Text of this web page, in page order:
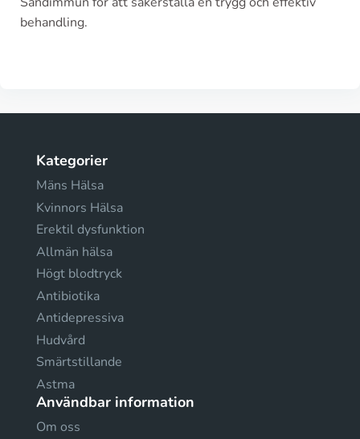
behandling.
Kategorier
Mäns Hälsa
Kvinnors Hälsa
Erektil dysfunktion
Allmän hälsa
Högt blodtryck
Antibiotika
Antidepressiva
Hudvård
Smärtstillande
Astma
Användbar information
Om oss